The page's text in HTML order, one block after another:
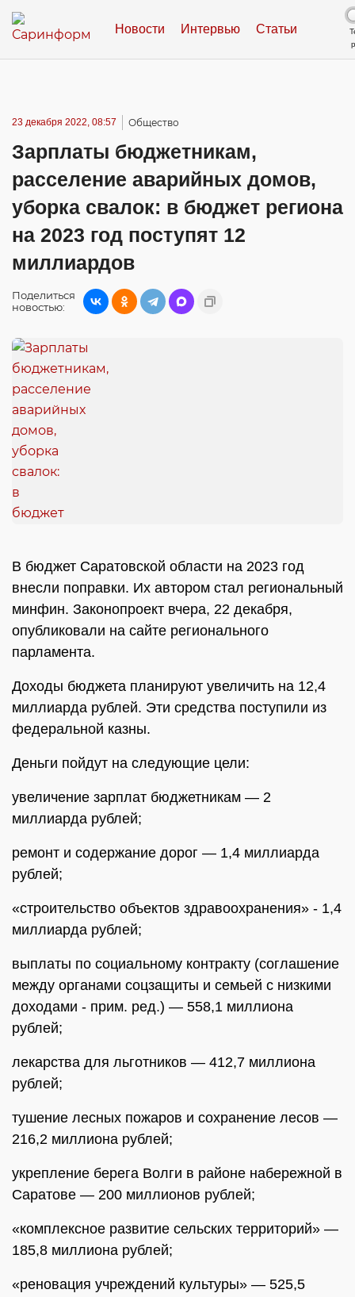
Новости Интервью Статьи
23 декабря 2022, 08:57 Общество
Зарплаты бюджетникам,
расселение аварийных домов,
уборка свалок: в бюджет региона
на 2023 год поступят 12
миллиардов
Поделиться
новостью:
В бюджет Саратовской области на 2023 год
внесли поправки. Их автором стал региональный
минфин. Законопроект вчера, 22 декабря,
опубликовали на сайте регионального
парламента.
Доходы бюджета планируют увеличить на 12,4
миллиарда рублей. Эти средства поступили из
федеральной казны.
Деньги пойдут на следующие цели:
увеличение зарплат бюджетникам — 2
миллиарда рублей;
ремонт и содержание дорог — 1,4 миллиарда
рублей;
«строительство объектов здравоохранения» - 1,4
миллиарда рублей;
выплаты по социальному контракту (соглашение
между органами соцзащиты и семьей с низкими
доходами - прим. ред.) — 558,1 миллиона
рублей;
лекарства для льготников — 412,7 миллиона
рублей;
тушение лесных пожаров и сохранение лесов —
216,2 миллиона рублей;
укрепление берега Волги в районе набережной в
Саратове — 200 миллионов рублей;
«комплексное развитие сельских территорий» —
185,8 миллиона рублей;
«реновация учреждений культуры» — 525,5